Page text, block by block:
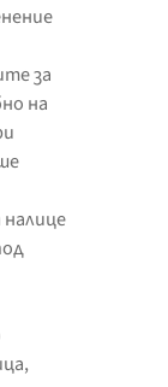
за
на
налице